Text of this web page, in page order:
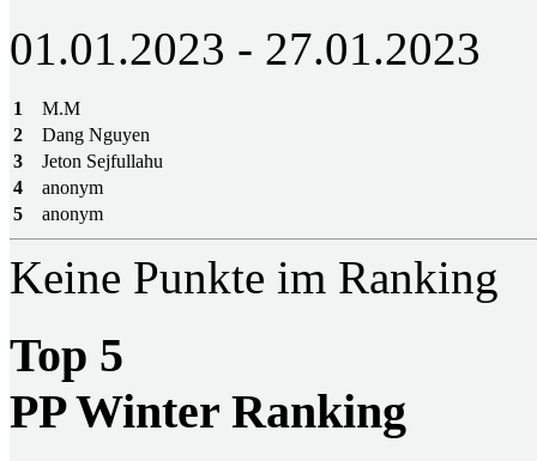
01.01.2023 - 27.01.2023
1
M.M
2
Dang Nguyen
3
Jeton Sejfullahu
4
anonym
5
anonym
Keine Punkte im Ranking
Top 5
PP Winter Ranking